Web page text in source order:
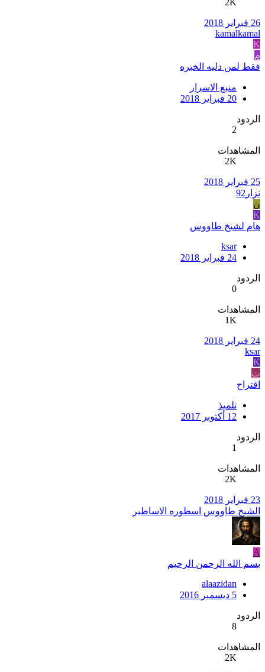
2K
26 فبراير 2018
kamalkamal
K
م
فقط لمن دليه الخبره
منبع الاسرار
20 فبراير 2018
الردود
2
المشاهدات
2K
25 فبراير 2018
نزار92
ن
K
هام لشيخ طاووس
ksar
24 فبراير 2018
الردود
0
المشاهدات
1K
24 فبراير 2018
ksar
K
ت
اقتراح
تلميذ
12 أكتوبر 2017
الردود
1
المشاهدات
2K
23 فبراير 2018
الشيخ طاووس اسطوره الاساطير
A
بسم الله الرحمن الرحيم
alaazidan
5 ديسمبر 2016
الردود
8
المشاهدات
2K